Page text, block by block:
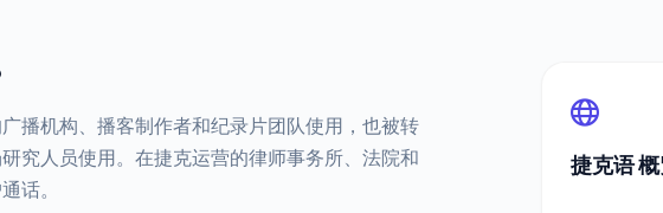
播机构、播客制作者和纪录片团队使用，也被转
究人员使用。在捷克运营的律师事务所、法院和
话。
捷克语